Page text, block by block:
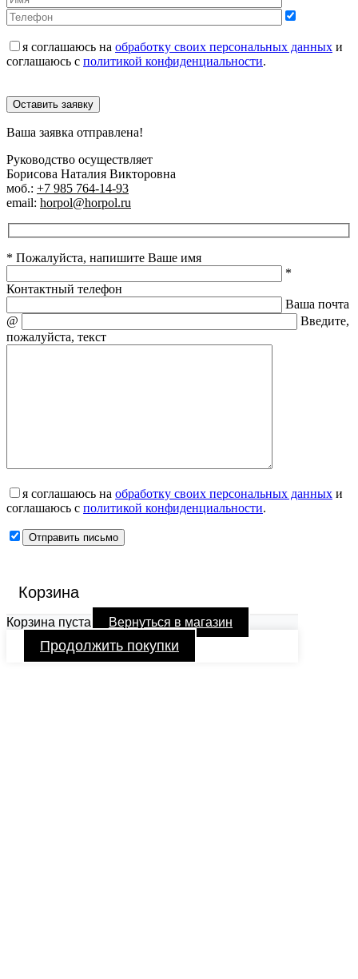
я соглашаюсь на обработку своих персональных данных и
соглашаюсь с политикой конфиденциальности.
Оставить заявку
Ваша заявка отправлена!
Руководство осуществляет
Борисова Наталия Викторовна
моб.: +7 985 764-14-93
email: horpol@horpol.ru
* Пожалуйста, напишите Ваше имя
*
Контактный телефон
Ваша почта
@
Введите,
пожалуйста, текст
я соглашаюсь на обработку своих персональных данных и
соглашаюсь с политикой конфиденциальности.
Корзина
Корзина пуста Вернуться в магазин
Продолжить покупки